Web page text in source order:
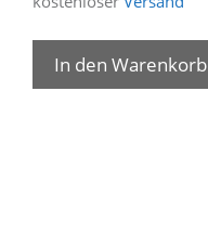
In den Warenkorb